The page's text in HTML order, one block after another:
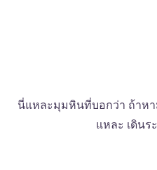
นี่แหละมุมหินที่บอกว่า ถ้าหา
แหละ เดินร